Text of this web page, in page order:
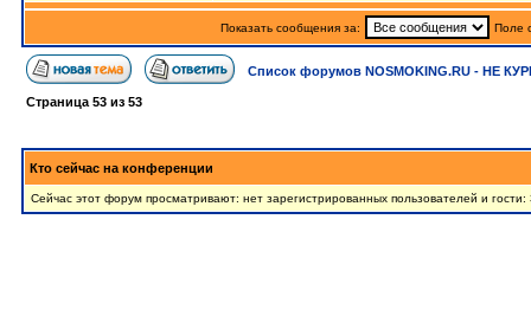
Показать сообщения за: Поле
Список форумов NOSMOKING.RU - НЕ
Страница 53 из 53
Кто сейчас на конференции
Сейчас этот форум просматривают: нет зарегистрированных пользователей и гости: